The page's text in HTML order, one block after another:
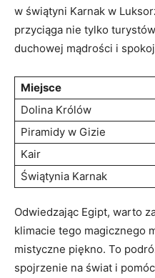
w ‌świątyni Karnak ⁤w⁣
przyciąga⁤ nie tylko⁣
duchowej ‌mądrości ⁤i
Miejsce
Dolina Królów
Piramidy w⁢ Gizie
Kair
Świątynia Karnak
Odwiedzając Egipt, warto
klimacie tego⁢ magicznego
mistyczne ⁤piękno. ‌To
spojrzenie na ‍świat i